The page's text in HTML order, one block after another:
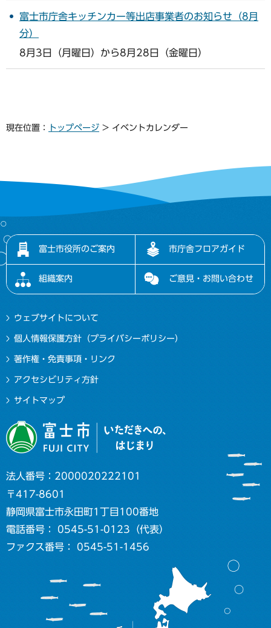
富士市庁舎キッチンカー等出店事業者のお知らせ（8月
分）
8月3日（月曜日）から8月28日（金曜日）
現在位置： トップページ > イベントカレンダー
富士市役所のご案内 市庁舎フロアガイド
組織案内 ご意見・お問い合わせ
ウェブサイトについて
個人情報保護方針（プライバシーポリシー）
著作権・免責事項・リンク
アクセシビリティ方針
サイトマップ
法人番号：2000020222101
〒417-8601
静岡県富士市永田町1丁目100番地
電話番号： 0545-51-0123（代表）
ファクス番号： 0545-51-1456